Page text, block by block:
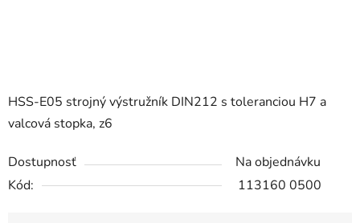
HSS-E05 strojný výstružník DIN212 s toleranciou H7 a
valcová stopka, z6
Dostupnosť
Na objednávku
Kód:
113160 0500